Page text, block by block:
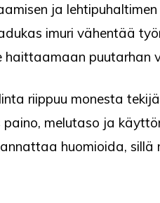
ja
imuri vähentää
haittaamaan puutarhan
riippuu monesta
melutaso ja
huomioida,